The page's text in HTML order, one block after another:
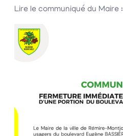
Lire le communiqué du Maire :